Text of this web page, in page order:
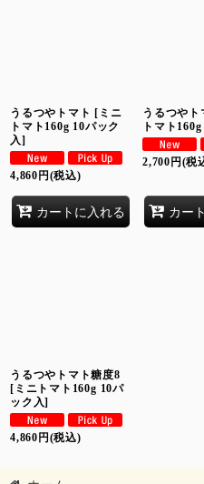
うるつやトマト [ ミニ
トマト160g 10パック
入]
4,860 円 (税込)
カートに入れる
うるつやト
トマト
2,700 円 (税
カー
うるつやトマト糖度8
[ ミニトマト160g 10パ
ック入]
4,860 円 (税込)